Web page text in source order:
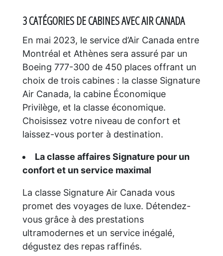
3 CATÉGORIES DE CABINES AVEC AIR CANADA
En mai 2023, le service d’Air Canada entre
Montréal et Athènes sera assuré par un
Boeing 777-300 de 450 places offrant un
choix de trois cabines : la classe Signature
Air Canada, la cabine Économique
Privilège, et la classe économique.
Choisissez votre niveau de confort et
laissez-vous porter à destination.
La classe affaires Signature pour un
confort et un service maximal
La classe Signature Air Canada vous
promet des voyages de luxe. Détendez-
vous grâce à des prestations
ultramodernes et un service inégalé,
dégustez des repas raffinés.